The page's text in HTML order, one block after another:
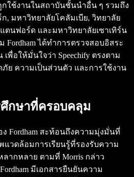
กใช้งานในสถาบันชั้นนำอื่น ๆ รวมถึง
, มหาวิทยาลัยโคลัมเบีย, วิทยาลัย
ตนฟอร์ด และมหาวิทยาลัยเซาเทิร์น
Fordham ได้ทำการตรวจสอบอิสระ
พื่อให้มั่นใจว่า Speechify ตรงตาม
ย ความเป็นส่วนตัว และการใช้งาน
กษาที่ครอบคลุม
ง Fordham สะท้อนถึงความมุ่งมั่นที่
แวดล้อมการเรียนรู้ที่รองรับความ
ากหลาย ตามที่ Morris กล่าว
มีเอกสารยืนยันความ